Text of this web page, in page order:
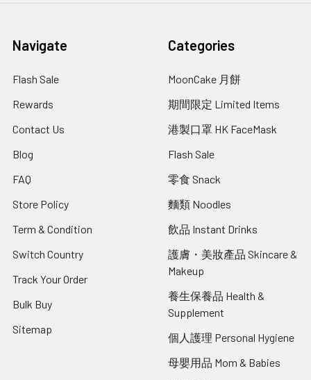
Navigate
Flash Sale
Rewards
Contact Us
Blog
FAQ
Store Policy
Term & Condition
Switch Country
Track Your Order
Bulk Buy
Sitemap
Categories
MoonCake 月餅
期間限定 Limited Items
港製口罩 HK FaceMask
Flash Sale
零食 Snack
麵類 Noodles
飲品 Instant Drinks
護膚・美妝產品 Skincare &
Makeup
養生保養品 Health &
Supplement
個人護理 Personal Hygiene
母嬰用品 Mom & Babies